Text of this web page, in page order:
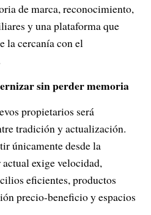
de marca, reconocimiento,
y una plataforma que
la cercanía con el
sin perder memoria
propietarios será
tradición y actualización.
únicamente desde la
exige velocidad,
eficientes, productos
precio-beneficio y espacios